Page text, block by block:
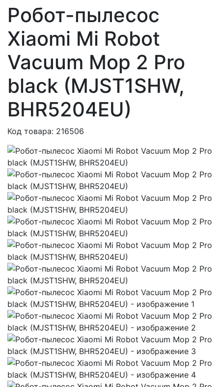
Робот-пылесос
Xiaomi Mi Robot
Vacuum Mop 2 Pro
black (MJST1SHW,
BHR5204EU)
Код товара: 216506